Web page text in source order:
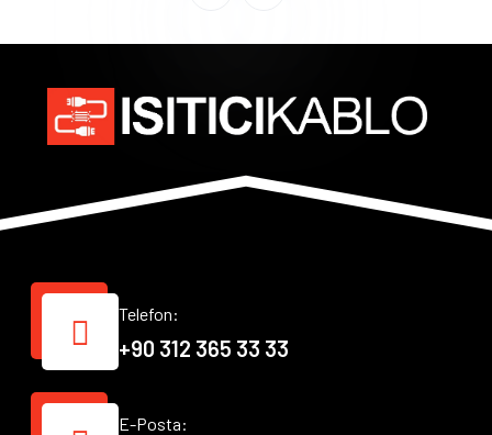
Telefon:
+90 312 365 33 33
E-Posta: